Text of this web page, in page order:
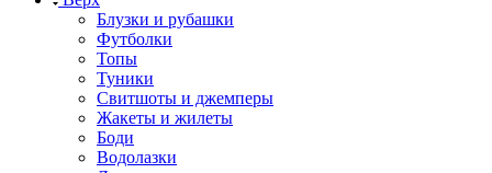
Блузки и рубашки
Футболки
Топы
Туники
Свитшоты и джемперы
Жакеты и жилеты
Боди
Водолазки